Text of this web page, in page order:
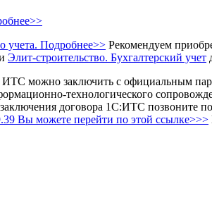
учета. Подробнее>> Рекомендуем
Элит-строительство. Бухгалтерский учет
ИТС можно заключить с официальным
технологического
договора 1С:ИТС позвоните
Вы можете перейти по этой ссылке>>>